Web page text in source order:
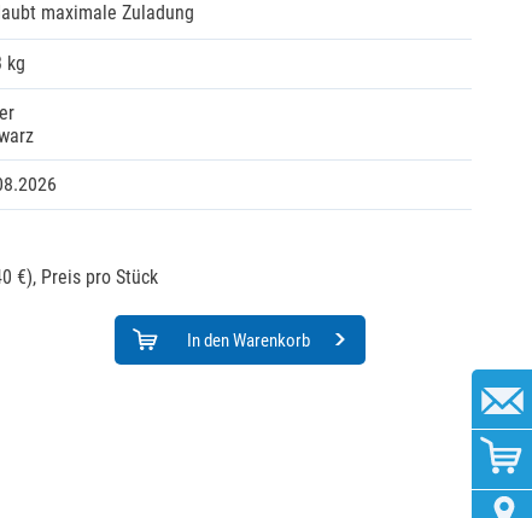
maximale Zuladung
kg
€), Preis pro Stück
In den Warenkorb